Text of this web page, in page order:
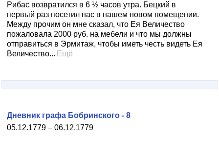
Рибас возвратился в 6 ½ часов утра. Бецкий в
первый раз посетил нас в нашем новом помещении.
Между прочим он мне сказал, что Ея Величество
пожаловала 2000 руб. на мебели и что мы должны
отправиться в Эрмитаж, чтобы иметь честь видеть Ея
Величество... Ещё
05.12.1779 – 06.12.1779
Дневник графа Бобринского - 8